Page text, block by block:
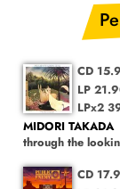
CD
LP
LPx2
MIDORI TAKADA
through the
CD